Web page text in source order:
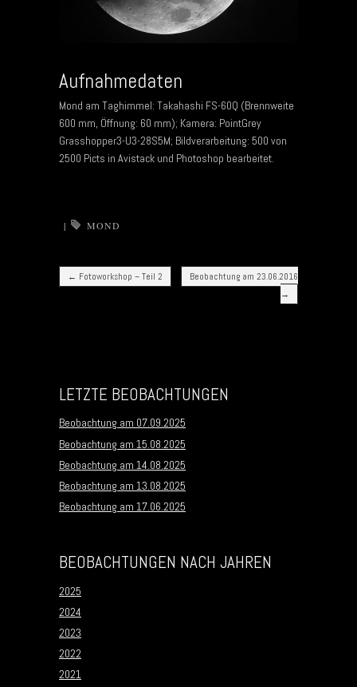
Aufnahmedaten
Mond am Taghimmel: Takahashi FS-60Q (Brennweite
600 mm, Öffnung: 60 mm); Kamera: PointGrey
Grasshopper3-U3-28S5M; Bildverarbeitung: 500 von
2500 Picts in Avistack und Photoshop bearbeitet.
| MOND
Post navigation
← Fotoworkshop – Teil 2
Beobachtung am 23.06.2016
→
LETZTE BEOBACHTUNGEN
Beobachtung am 07.09.2025
Beobachtung am 15.08.2025
Beobachtung am 14.08.2025
Beobachtung am 13.08.2025
Beobachtung am 17.06.2025
BEOBACHTUNGEN NACH JAHREN
2025
2024
2023
2022
2021